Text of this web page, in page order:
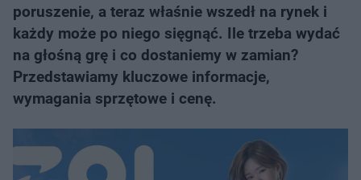
poruszenie, a teraz właśnie wszedł na rynek i
każdy może po niego sięgnąć. Ile trzeba wydać
na głośną grę i co dostaniemy w zamian?
Przedstawiamy kluczowe informacje,
wymagania sprzętowe i cenę.